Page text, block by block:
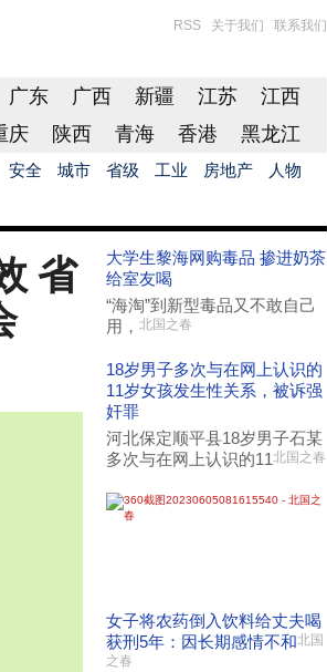
RSS 关于我们 联系我们
广东 广西 新疆 江苏
江西
庆 陕西 青海 香港 黑龙江
安全 城市 省级 工业 房地产 人物
省
大学生黎海网购毒品 掺进奶茶
给室友喝
“海淘”到新型毒品又不敢自己
用， 北国之春
18岁男子多次与在网上认识的
11岁女孩发生性关系，被诉强
奸罪
河北保定顺平县18岁男子石某
多次与在网上认识的11北国之春
女子将农药倒入饮料给丈夫喝
获刑5年：因长期感情不和北国
之春